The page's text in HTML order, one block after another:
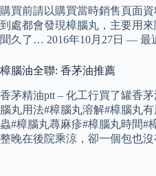
購買前請以購買當時銷售頁面
到處都會發現樟腦丸，主要用
聞久了… 2016年10月27日 — 最
樟腦油全聯: 香茅油推薦
香茅精油ptt – 化工行買了罐香
腦丸用法#樟腦丸溶解#樟腦丸
蟲#樟腦丸蕁麻疹#樟腦丸時間#
整晚在後院乘涼，卻一個包也